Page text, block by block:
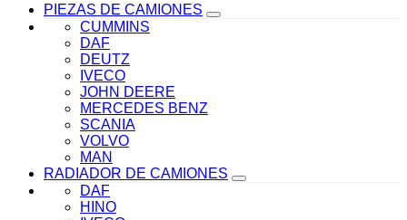
PIEZAS DE CAMIONES
CUMMINS
DAF
DEUTZ
IVECO
JOHN DEERE
MERCEDES BENZ
SCANIA
VOLVO
MAN
RADIADOR DE CAMIONES
DAF
HINO